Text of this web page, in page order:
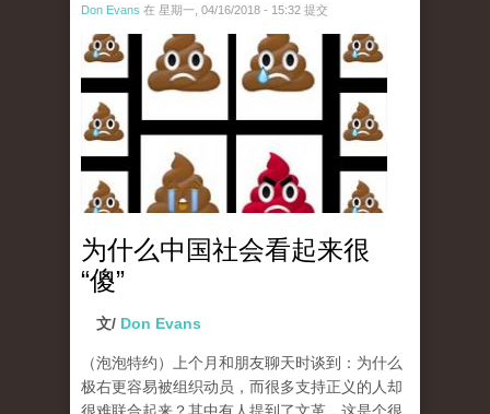
Don Evans 在 星期一, 04/16/2018 - 15:32 提交
wechatimg1053.jpeg
为什么中国社会看起来很
“傻”
文/ Don Evans
（泡泡特约）
上个月和朋友聊天时谈到：为什么
极右更容易被组织动员，而很多支持正义的人却